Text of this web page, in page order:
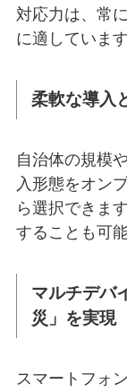
対応力は、常
に適しています
柔軟な導入
自治体の規模
入形態をオン
ら選択できま
することも可能
マルチデバ
災」を実現
スマートフォ